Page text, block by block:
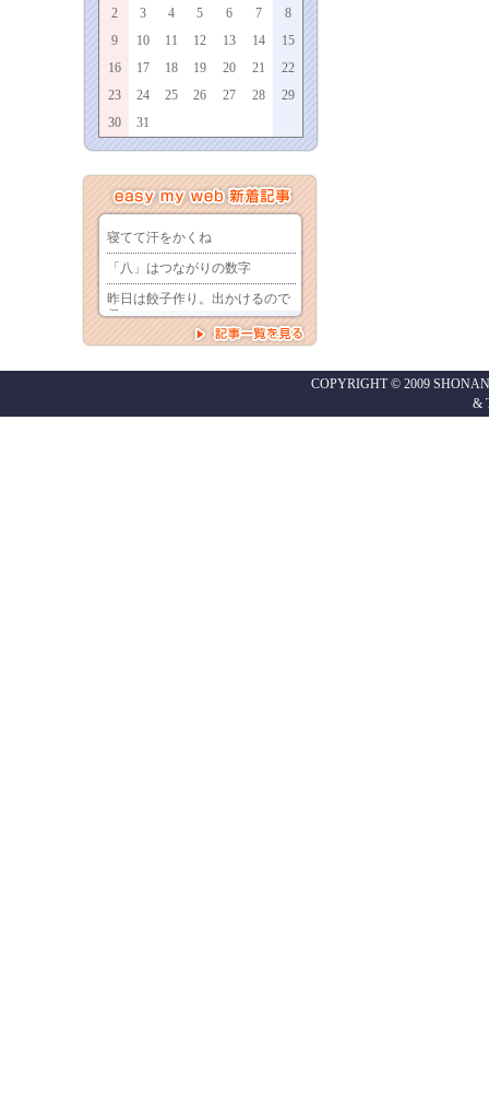
2
3 4 5 6 7
8
9
10 11 12 13 14
15
16
17 18 19 20 21
22
23
24 25 26 27 28
29
30
31
COPYRIGHT © 2009
&